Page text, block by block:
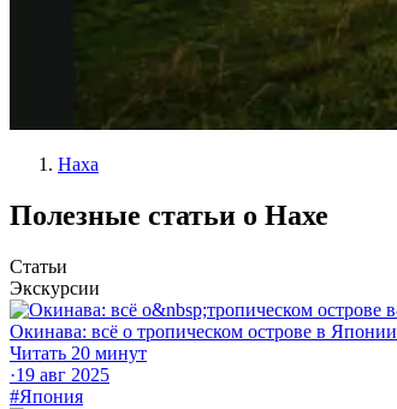
Наха
Полезные статьи о Нахе
Статьи
Экскурсии
Окинава: всё о тропическом острове в Японии
Читать 20 минут
·19 авг 2025
#Япония